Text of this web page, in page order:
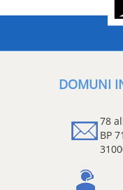
DOMUNI
78
BP